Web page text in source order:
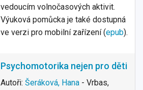
vedoucím volnočasových aktivit.
Výuková pomůcka je také dostupná
ve verzi pro mobilní zařízení (epub).
Psychomotorika nejen pro děti
Autoři: Šeráková, Hana - Vrbas,